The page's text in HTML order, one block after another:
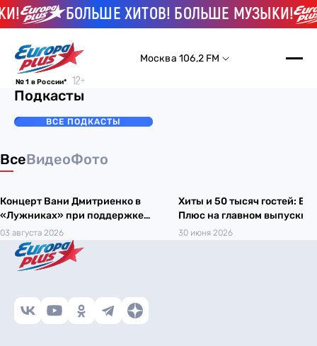
БОЛЬШЕ ХИТОВ! БОЛЬШЕ МУЗЫКИ!
№ 1 в России*
Москва 106,2 FM
Подкасты
ВСЕ ПОДКАСТЫ
ВсеВидеоФото
Концерт Вани Дмитриенко в
«Лужниках» при поддержке
Европы Плюс
03 августа 2026
Хиты и 50 тысяч гостей:
Плюс на главном
Москвы
30 июня 2026